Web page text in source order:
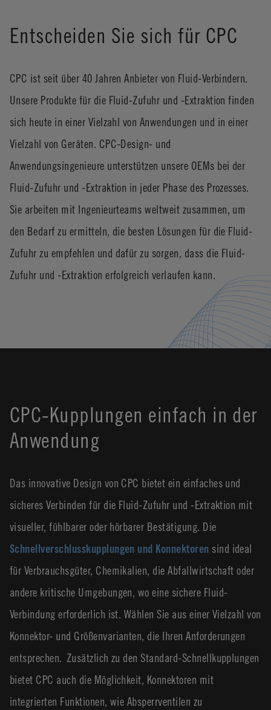
Entscheiden Sie sich für CPC
CPC ist seit über 40 Jahren Anbieter von Fluid-Verbindern.
Unsere Produkte für die Fluid-Zufuhr und -Extraktion finden
sich heute in einer Vielzahl von Anwendungen und in einer
Vielzahl von Geräten. CPC-Design- und
Anwendungsingenieure unterstützen unsere OEMs bei der
Fluid-Zufuhr und -Extraktion in jeder Phase des Prozesses.
Sie arbeiten mit Ingenieurteams weltweit zusammen, um
den Bedarf zu ermitteln, die besten Lösungen für die Fluid-
Zufuhr zu empfehlen und dafür zu sorgen, dass die Fluid-
Zufuhr und -Extraktion erfolgreich verlaufen kann.
CPC-Kupplungen einfach in der
Anwendung
Das innovative Design von CPC bietet ein einfaches und
sicheres Verbinden für die Fluid-Zufuhr und -Extraktion mit
visueller, fühlbarer oder hörbarer Bestätigung. Die
Schnellverschlusskupplungen und Konnektoren sind ideal
für Verbrauchsgüter, Chemikalien, die Abfallwirtschaft oder
andere kritische Umgebungen, wo eine sichere Fluid-
Verbindung erforderlich ist. Wählen Sie aus einer Vielzahl von
Konnektor- und Größenvarianten, die Ihren Anforderungen
entsprechen. Zusätzlich zu den Standard-Schnellkupplungen
bietet CPC auch die Möglichkeit, Konnektoren mit
integrierten Funktionen, wie Absperrventilen zu